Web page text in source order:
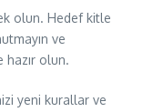
olun. Hedef kitle
ve
olun.
yeni kurallar ve